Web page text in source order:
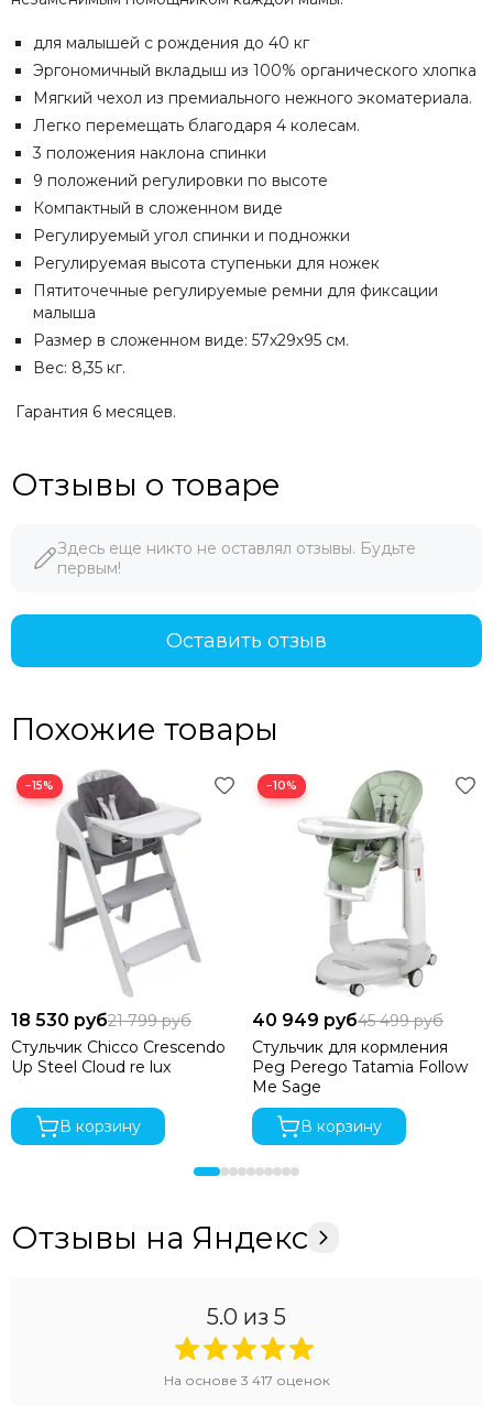
для малышей с рождения до 40 кг
Эргономичный вкладыш из 100% органического хлопка
Мягкий чехол из премиального нежного экоматериала.
Легко перемещать благодаря 4 колесам.
3 положения наклона спинки
9 положений регулировки по высоте
Компактный в сложенном виде
Регулируемый угол спинки и подножки
Регулируемая высота ступеньки для ножек
Пятиточечные регулируемые ремни для фиксации
малыша
Размер в сложенном виде: 57х29х95 см.
Вес: 8,35 кг.
Гарантия 6 месяцев.
Отзывы о товаре
Здесь еще никто не оставлял отзывы. Будьте
первым!
Оставить отзыв
Похожие товары
−15%
18 530 руб21 799 руб
Стульчик Chicco Crescendo
Up Steel Cloud re lux
В корзину
−10%
40 949 руб45 499 руб
Стульчик для кормления
Peg Perego Tatamia Follow
Me Sage
В корзину
Отзывы на Яндекс
5.0 из 5
На основе 3 417 оценок